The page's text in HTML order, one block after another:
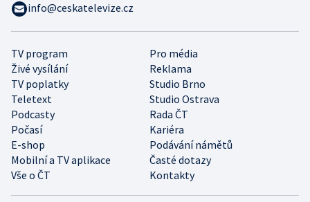
TV program
Pro média
Živé vysílání
Reklama
TV poplatky
Studio Brno
Teletext
Studio Ostrava
Podcasty
Rada ČT
Počasí
Kariéra
E-shop
Podávání námětů
Mobilní a TV aplikace
Časté dotazy
Vše o ČT
Kontakty
info@ceskatelevize.cz